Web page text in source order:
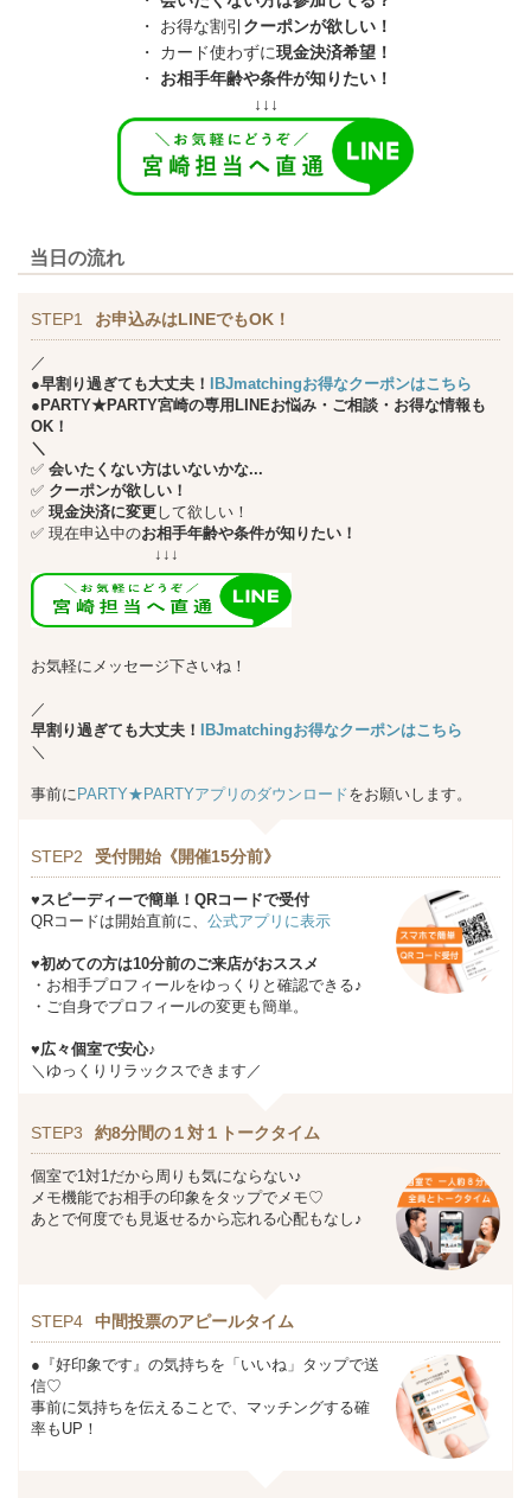
・ お得な割引 クーポンが欲しい！
・ カード使わずに現金決済希望！
・
お相手年齢や条件が知りたい！
↓↓↓
当日の流れ
STEP1 お申込みはLINEでもOK！
／
●早割り過ぎても大丈夫！ IBJmatchingお得なクーポンはこちら
●PARTY★PARTY宮崎の専用LINEお悩み・ご相談・お得な情報も
OK！
＼
✅ 会いたくない方はいないかな...
✅ クーポンが欲しい！
✅ 現金決済に変更して欲しい！
✅ 現在申込中のお相手年齢や条件が知りたい！
↓↓↓
お気軽にメッセージ下さいね！
／
早割り過ぎても大丈夫！ IBJmatchingお得なクーポンはこちら
＼
事前に PARTY★PARTYアプリのダウンロードをお願いします。
STEP2 受付開始《開催15分前》
♥スピーディーで簡単！QRコードで受付
QRコードは開始直前に、 公式アプリに表示
♥初めての方は10分前のご来店がおススメ
・お相手プロフィールをゆっくりと確認できる♪
・ご自身でプロフィールの変更も簡単。
♥広々個室で安心♪
＼ゆっくりリラックスできます／
STEP3 約8分間の１対１トークタイム
個室で1対1だから周りも気にならない♪
メモ機能でお相手の印象をタップでメモ♡
あとで何度でも見返せるから忘れる心配もなし♪
STEP4 中間投票のアピールタイム
●『好印象です』の気持ちを「いいね」タップで送
信♡
事前に気持ちを伝えることで、マッチングする確
率もUP！